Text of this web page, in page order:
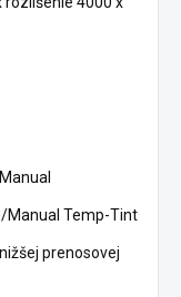
Manual Temp-Tint
prenosovej